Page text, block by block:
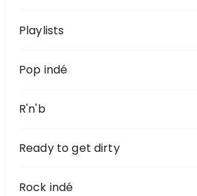
Playlists
Pop indé
R'n'b
Ready to get dirty
Rock indé